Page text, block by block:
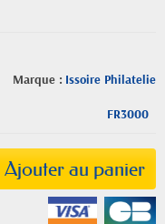
Marque : Issoire Philatelie
FR3000
Ajouter au panier